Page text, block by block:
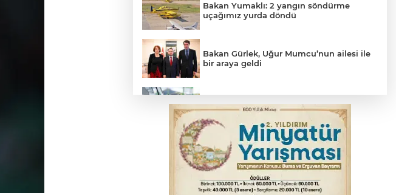
Bakan Yumaklı: 2 yangın söndürme
uçağımız yurda döndü
Bakan Gürlek, Uğur Mumcu’nun ailesi ile
bir araya geldi
yansıyacak mı?
YENİ Parti Genel Başkanı Özel'den
Çerçeve Yasa yorumu